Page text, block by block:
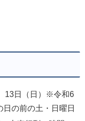
13日（日）※令和6
の前の土・日曜日